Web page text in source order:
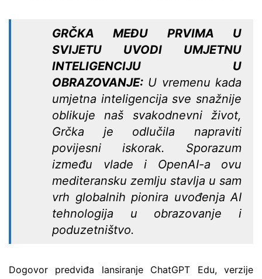
GRČKA MEĐU PRVIMA U
SVIJETU UVODI UMJETNU
INTELIGENCIJU U
OBRAZOVANJE: U vremenu kada
umjetna inteligencija sve snažnije
oblikuje naš svakodnevni život,
Grčka je odlučila napraviti
povijesni iskorak. Sporazum
između vlade i OpenAI-a ovu
mediteransku zemlju stavlja u sam
vrh globalnih pionira uvođenja AI
tehnologija u obrazovanje i
poduzetništvo.
Dogovor predviđa lansiranje ChatGPT Edu, verzije